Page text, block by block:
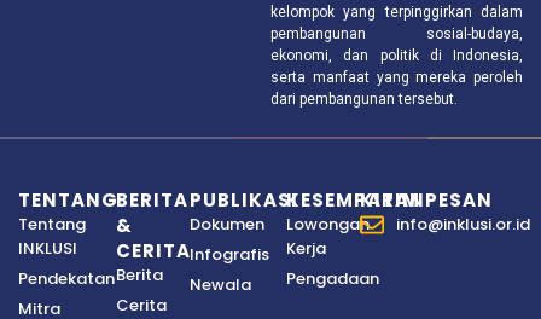
kelompok yang terpinggirkan dalam
pembangunan sosial-budaya,
ekonomi, dan politik di Indonesia,
serta manfaat yang mereka peroleh
dari pembangunan tersebut.
TENTANG
Tentang
INKLUSI
Pendekatan
Mitra
BERITA
&
CERITA
Berita
Cerita
PUBLIKASI
Dokumen
Infografis
Newala
KESEMPATAN
Lowongan
Kerja
Pengadaan
KIRIM PESAN
info@inklusi.or.id